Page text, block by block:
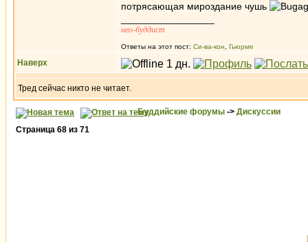
потрясающая мироздание чушь
нео-буддист
Ответы на этот пост: Си-ва-кон Гьюрме
Наверх
Тред сейчас никто не читает.
Буддийские форумы -> Дискуссии
Страница 68 из 71